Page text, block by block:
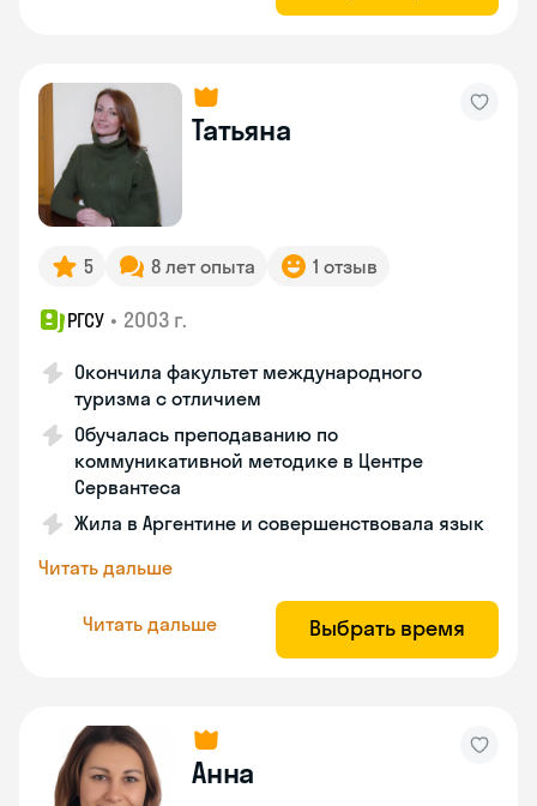
Татьяна
5 8 лет опыта 1 отзыв
РГСУ • 2003 г.
Окончила факультет международного
туризма с отличием
Обучалась преподаванию по
коммуникативной методике в Центре
Сервантеса
Жила в Аргентине и совершенствовала язык
Читать дальше
Читать дальше Выбрать время
Анна